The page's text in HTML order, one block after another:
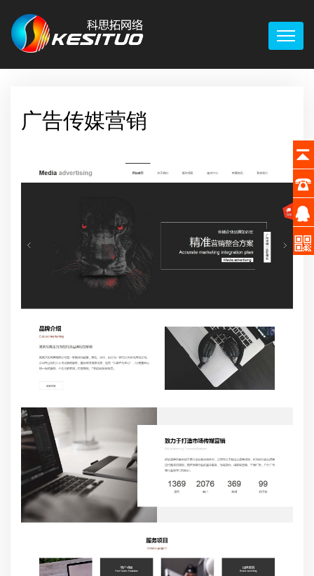
广告传媒营销